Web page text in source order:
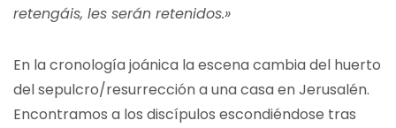
retengáis, les serán retenidos.»
En la cronología joánica la escena cambia del huerto
del sepulcro/resurrección a una casa en Jerusalén.
Encontramos a los discípulos escondiéndose tras